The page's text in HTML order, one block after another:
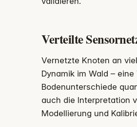
Verteilte
Vernetzte Knoten an
Dynamik im Wald –
Bodenunterschiede
auch die Interpretation
Modellierung und